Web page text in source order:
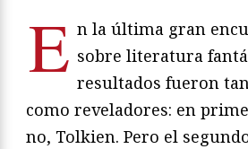
E n la última gran
sobre literatura
resultados fueron
como reveladores: en
no, Tolkien. Pero el